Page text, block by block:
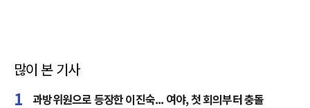
많이 본 기사
과방위원으로 등장한 이진숙... 여야, 첫 회의부터 충돌